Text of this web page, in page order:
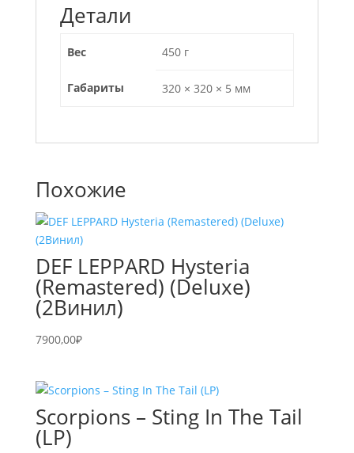
Детали
Вес 450 г
Габариты 320 × 320 × 5 мм
Похожие
DEF LEPPARD Hysteria
(Remastered) (Deluxe)
(2Винил)
7900,00₽
Scorpions – Sting In The Tail
(LP)